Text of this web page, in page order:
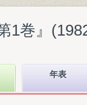
1巻』
年表